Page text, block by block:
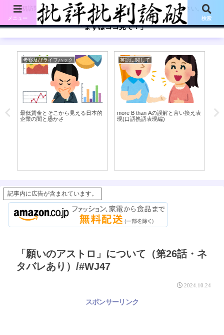
【初訪問の方は、下記の「まずはココ見て!」ボタンをご覧ください。】
「まずはココ見て！」
考察及びライフハック
最低賃金とそこから見える日本的
企業の闇と愚かさ
英語に関して
more B than Aの誤解と言い換え表
現(口語熟語表現編)
ル
記事内に広告が含まれています。
「願いのアストロ」について（第26話・ネ
タバレあり）/#WJ47
2024.10.24
スポンサーリンク
メニュー 検索